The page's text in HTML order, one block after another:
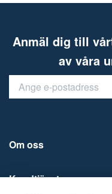
Anmäl dig till
av våra
Om oss
Kundtjänst